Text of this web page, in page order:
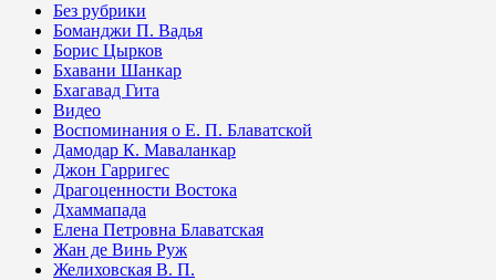
Без рубрики
Боманджи П. Вадья
Борис Цырков
Бхавани Шанкар
Бхагавад Гита
Видео
Воспоминания о Е. П. Блаватской
Дамодар К. Маваланкар
Джон Гарригес
Драгоценности Востока
Дхаммапада
Елена Петровна Блаватская
Жан де Винь Руж
Желиховская В. П.